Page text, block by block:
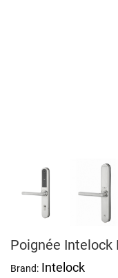
Poignée Intelock
Brand: Intelock